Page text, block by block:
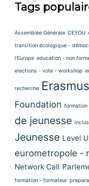
Tags
Assemblée Générale CEYOU
transition écologique -
l'Europe education - non
elections - vote - workshop
recherche
Foundation
de jeunesse
Jeunesse Level
eurometropole -
Network Call
formation - formateur